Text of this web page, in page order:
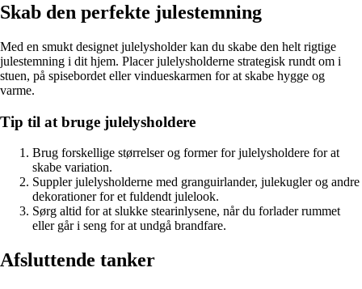
Skab den perfekte julestemning
Med en smukt designet julelysholder kan du skabe den helt rigtige
julestemning i dit hjem. Placer julelysholderne strategisk rundt om i
stuen, på spisebordet eller vindueskarmen for at skabe hygge og
varme.
Tip til at bruge julelysholdere
Brug forskellige størrelser og former for julelysholdere for at
skabe variation.
Suppler julelysholderne med granguirlander, julekugler og andre
dekorationer for et fuldendt julelook.
Sørg altid for at slukke stearinlysene, når du forlader rummet
eller går i seng for at undgå brandfare.
Afsluttende tanker